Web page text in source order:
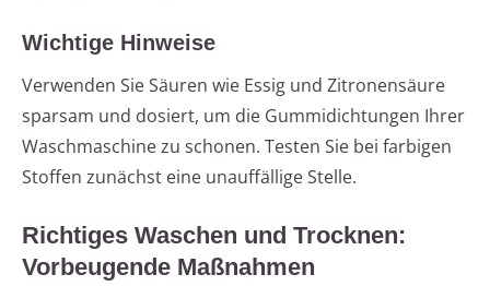
Wichtige Hinweise
Verwenden Sie Säuren wie Essig und Zitronensäure
sparsam und dosiert, um die Gummidichtungen Ihrer
Waschmaschine zu schonen. Testen Sie bei farbigen
Stoffen zunächst eine unauffällige Stelle.
Richtiges Waschen und Trocknen:
Vorbeugende Maßnahmen